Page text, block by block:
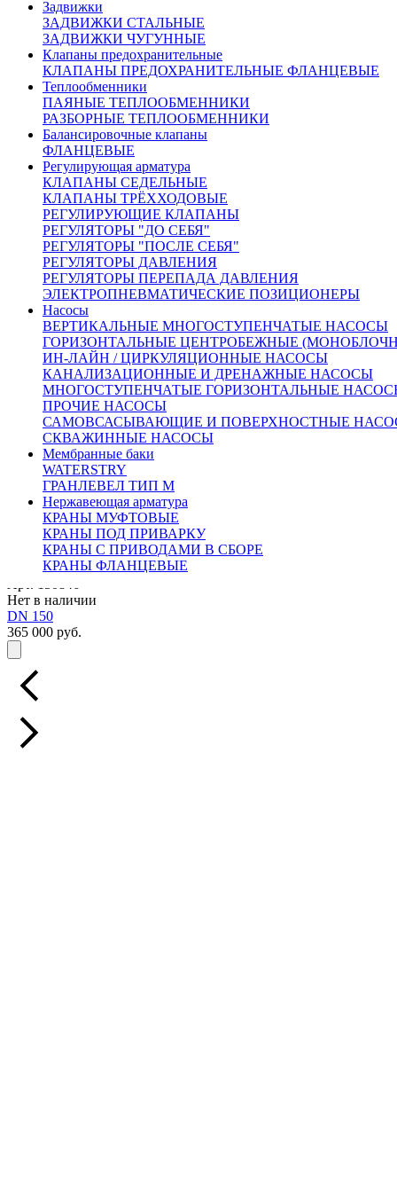
Задвижки
ЗАДВИЖКИ СТАЛЬНЫЕ
ЗАДВИЖКИ ЧУГУННЫЕ
Клапаны предохранительные
КЛАПАНЫ ПРЕДОХРАНИТЕЛЬНЫЕ ФЛАНЦЕВЫЕ
Теплообменники
ПАЯНЫЕ ТЕПЛООБМЕННИКИ
РАЗБОРНЫЕ ТЕПЛООБМЕННИКИ
Балансировочные клапаны
ФЛАНЦЕВЫЕ
Регулирующая арматура
КЛАПАНЫ СЕДЕЛЬНЫЕ
КЛАПАНЫ ТРЁХХОДОВЫЕ
РЕГУЛИРУЮЩИЕ КЛАПАНЫ
РЕГУЛЯТОРЫ "ДО СЕБЯ"
РЕГУЛЯТОРЫ "ПОСЛЕ СЕБЯ"
РЕГУЛЯТОРЫ ДАВЛЕНИЯ
РЕГУЛЯТОРЫ ПЕРЕПАДА ДАВЛЕНИЯ
ЭЛЕКТРОПНЕВМАТИЧЕСКИЕ ПОЗИЦИОНЕРЫ
Насосы
ВЕРТИКАЛЬНЫЕ МНОГОСТУПЕНЧАТЫЕ НАСОСЫ
ГОРИЗОНТАЛЬНЫЕ ЦЕНТРОБЕЖНЫЕ
ИН-ЛАЙН / ЦИРКУЛЯЦИОННЫЕ НАСОСЫ
КАНАЛИЗАЦИОННЫЕ И ДРЕНАЖНЫЕ НАСОСЫ
МНОГОСТУПЕНЧАТЫЕ ГОРИЗОНТАЛЬНЫЕ
ПРОЧИЕ НАСОСЫ
САМОВСАСЫВАЮЩИЕ И ПОВЕРХНОСТНЫЕ
СКВАЖИННЫЕ НАСОСЫ
Мембранные баки
WATERSTRY
ГРАНЛЕВЕЛ ТИП М
Нержавеющая арматура
КРАНЫ МУФТОВЫЕ
КРАНЫ ПОД ПРИВАРКУ
КРАНЫ С ПРИВОДАМИ В СБОРЕ
КРАНЫ ФЛАНЦЕВЫЕ
С помощью крупнейших транспортных компаний мы
доставим ваш груз в любую точку России.
Сроки доставки:
Все вопросы по доставке вы можете задать нашим
менеджерам
Москва и Московская область 3 рабочих дня
Доставка в другие регионы России рассчитывается
индивидуально, с учетом удаленности и ваших пожеланий
Похожие товары:
Арт. 150164
Нет в наличии
DN 300
825 000 руб.
Арт. 150222
Нет в наличии
DN 250
700 000 руб.
Арт. 150093
Нет в наличии
DN 200
400 000 руб.
Нет в наличии
DN 150
365 000 руб.